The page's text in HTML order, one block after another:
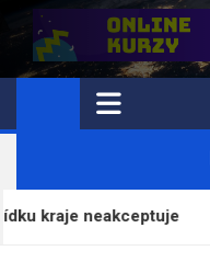
neakceptuje